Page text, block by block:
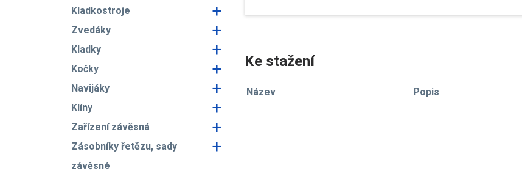
Kladkostroje +
Zvedáky +
Kladky +
Kočky +
Navijáky +
Klíny +
Zařízení závěsná +
Zásobníky řetězu, sady
závěsné
+
Ke stažení
Název Popis